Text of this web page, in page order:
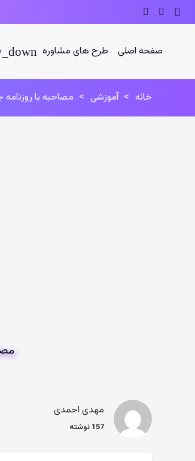
صفحه اصلی طرح های مشاوره
خانه > آموزشی > مصاحبه با
مهدی احمدی
157 نوشته